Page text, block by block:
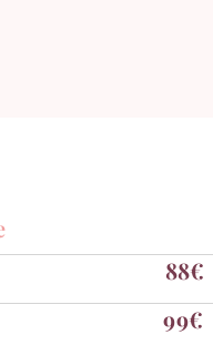
88€
99€